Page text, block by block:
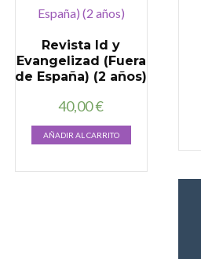
Revista Id y
Evangelizad (Fuera
de España) (2 años)
40,00€
AÑADIR AL CARRITO